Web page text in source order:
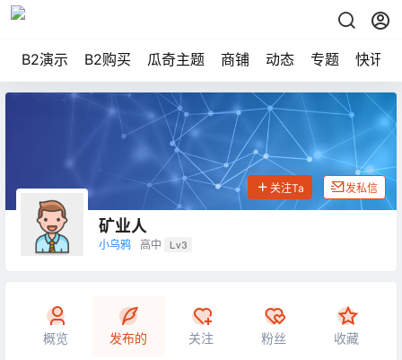
B2演示 B2购买 瓜奇主题 商铺 动态 专题 快讯
矿业人
小乌鸦 高中 Lv3
关注Ta 发私信
概览 发布的 关注 粉丝 收藏